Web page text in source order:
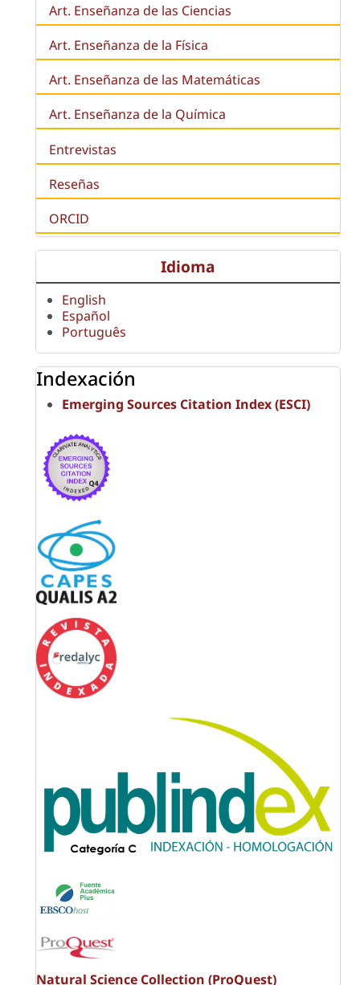
Art. Enseñanza de las Ciencias
Art. Enseñanza de la Física
Art. Enseñanza de las Matemáticas
Art. Enseñanza de la Química
Entrevistas
Reseñas
ORCID
Idioma
English
Español
Português
Indexación
Emerging Sources Citation Index (ESCI)
Natural Science Collection (ProQuest)